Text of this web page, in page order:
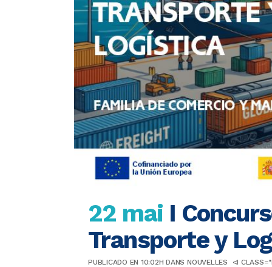
22 mai I
Transporte y
PUBLICADO EN 10:02H DANSNOUVELLES <I